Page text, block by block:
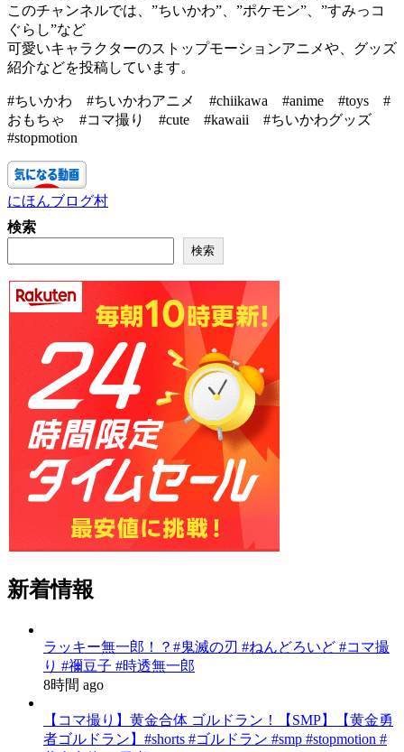
このチャンネルでは、”ちいかわ”、”ポケモン”、”すみっコ
ぐらし”など
可愛いキャラクターのストップモーションアニメや、グッズ
紹介などを投稿しています。
#ちいかわ #ちいかわアニメ #chiikawa #anime #toys #
おもちゃ #コマ撮り #cute #kawaii #ちいかわグッズ
#stopmotion
にほんブログ村
検索
検索
新着情報
ラッキー無一郎！？#鬼滅の刃 #ねんどろいど #コマ撮
り #禰豆子 #時透無一郎
8時間 ago
【コマ撮り】黄金合体 ゴルドラン！【SMP】【黄金勇
者ゴルドラン】#shorts #ゴルドラン #smp #stopmotion #